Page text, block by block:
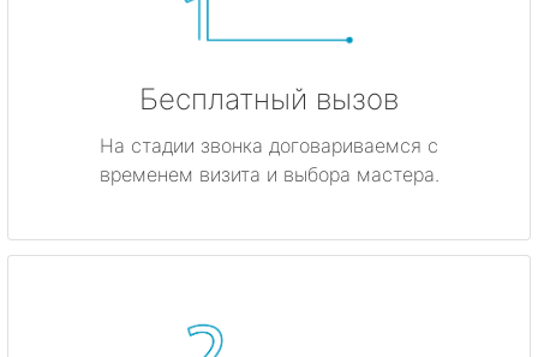
Бесплатный вызов
На стадии звонка договариваемся с
временем визита и выбора мастера.